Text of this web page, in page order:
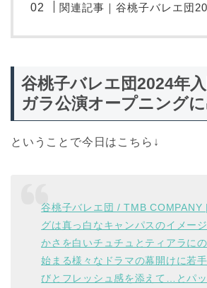
関連記事｜谷桃子バレエ団
谷桃子バレエ団2024年
ガラ公演オープニングに
ということで今日はこちら↓
谷桃子バレエ団 / TMB COMPANY
グは真っ白なキャンパスのイメー
かさを白いチュチュとティアラに
始まる様々なドラマの幕開けに若
びとフレッシュ感を添えて…とパ